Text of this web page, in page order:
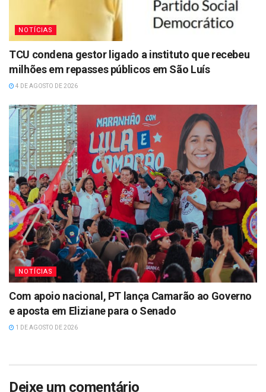
NOTÍCIAS
TCU condena gestor ligado a instituto que recebeu
milhões em repasses públicos em São Luís
4 DE AGOSTO DE 2026
NOTÍCIAS
Com apoio nacional, PT lança Camarão ao Governo
e aposta em Eliziane para o Senado
1 DE AGOSTO DE 2026
Deixe um comentário